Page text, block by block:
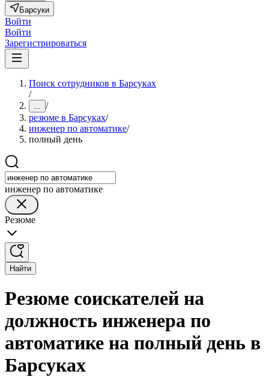
Барсуки
Войти
Войти
Зарегистрироваться
Поиск сотрудников в Барсуках
/
... /
резюме в Барсуках/
инженер по автоматике/
полный день
инженер по автоматике
Резюме
Найти
Резюме соискателей на
должность инженера по
автоматике на полный день в
Барсуках